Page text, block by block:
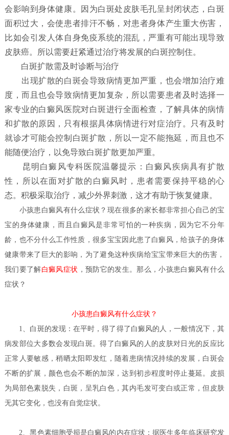
会影响到身体健康。因为白斑处皮肤毛孔呈封闭状态，白斑
面积过大，会使患者排汗不畅，对患者身体产生重大伤害，
比如会引发人体自身免疫系统的混乱，严重有可能出现导致
皮肤癌。所以需要赶紧通过治疗将发展的白斑控制住。
白斑扩散需及时诊断与治疗
出现扩散的白斑会导致病情更加严重，也会增加治疗难
度，而且也会导致病情更加复杂，所以需要患者及时选择一
家专业的白癜风医院对白斑进行全面检查，了解具体的病情
和扩散的原因，只有根据具体病情进行对症治疗。只有及时
就诊才可能会控制白斑扩散，所以一定不能拖延，而且也不
能随便治疗，以免导致白斑扩散更加严重。
昆明白癜风专科医院温馨提示：白癜风疾病具有扩散
性，所以在面对扩散的白癜风时，患者需要保持平稳的心
态。积极采取治疗，减少外界刺激，这才有助于恢复健康。
小孩患白癜风有什么症状？ 现在很多的家长都非常担心自己的宝
宝的身体健康，而且白癜风是非常可怕的一种疾病，因为它不分年
龄，也不分什么工作性质，很多宝宝因此患了白癜风，给孩子的身体
健康带来了巨大的影响，为了避免这种疾病给宝宝带来巨大的伤害，
我们要了解白癜风症状 ，预防它的发生。那么，小孩患白癜风有什么
症状？
小孩患白癜风有什么症状？
1、白斑的发现：在平时，得了得了白癜风的人，一般情况下，其
病发部位大多数会发现白斑。得了白癜风的人的皮肤对日光的反应比
正常人要敏感，稍晒太阳即发红，随着患病情况持续的发展，白斑会
不断的扩展，颜色也会不断的加深，达到初步程度时停止蔓延。皮损
为局部色素脱失，白斑，呈乳白色，其内毛发可变白或正常，但皮肤
无其它变化，也没有自觉症状。
2、黑色素细胞受损是白癜风的内在症状：据医生多年临床研究发